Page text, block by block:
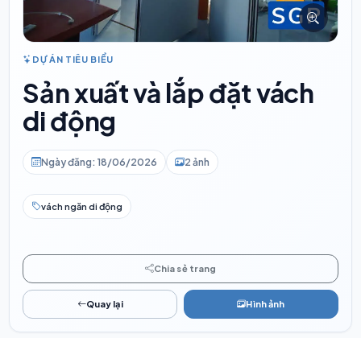
DỰ ÁN TIÊU BIỂU
Sản xuất và lắp đặt vách
di động
Ngày đăng: 18/06/2026 2 ảnh
vách ngăn di động
Chia sẻ trang
Quay lại Hình ảnh